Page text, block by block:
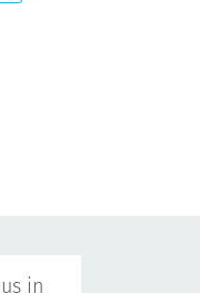
in